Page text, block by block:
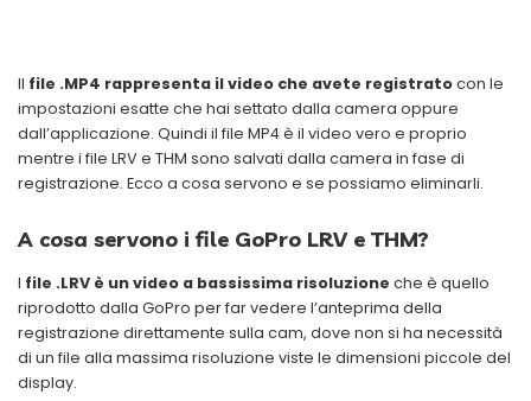
Il file .MP4 rappresenta il video che avete registratocon le
impostazioni esatte che hai settato dalla camera oppure
dall’applicazione. Quindi il file MP4 è il video vero e proprio
mentre i file LRV e THM sono salvati dalla camera in fase di
registrazione. Ecco a cosa servono e se possiamo eliminarli.
A cosa servono i file GoPro LRV e THM?
I file .LRV è un video a bassissima risoluzione che è quello
riprodotto dalla GoPro per far vedere l’anteprima della
registrazione direttamente sulla cam, dove non si ha necessità
di un file alla massima risoluzione viste le dimensioni piccole del
display.